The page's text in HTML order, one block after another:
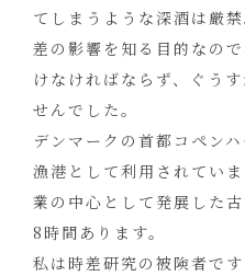
てしまうような深酒は厳
差の影響を知る目的なの
けなければならず、ぐう
せんでした。
デンマークの首都コペン
漁港として利用されてい
業の中心として発展した
8時間あります。
私は時差研究の被険者で